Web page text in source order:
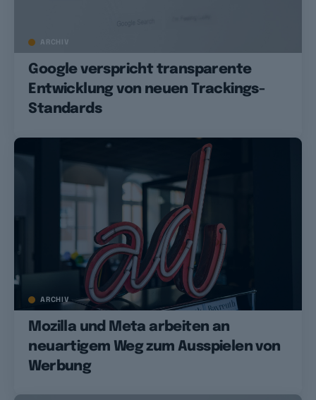
ARCHIV
Google verspricht transparente
Entwicklung von neuen Trackings-
Standards
ARCHIV
Mozilla und Meta arbeiten an
neuartigem Weg zum Ausspielen von
Werbung